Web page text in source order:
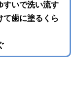
いで洗い流す
歯に塗るくら